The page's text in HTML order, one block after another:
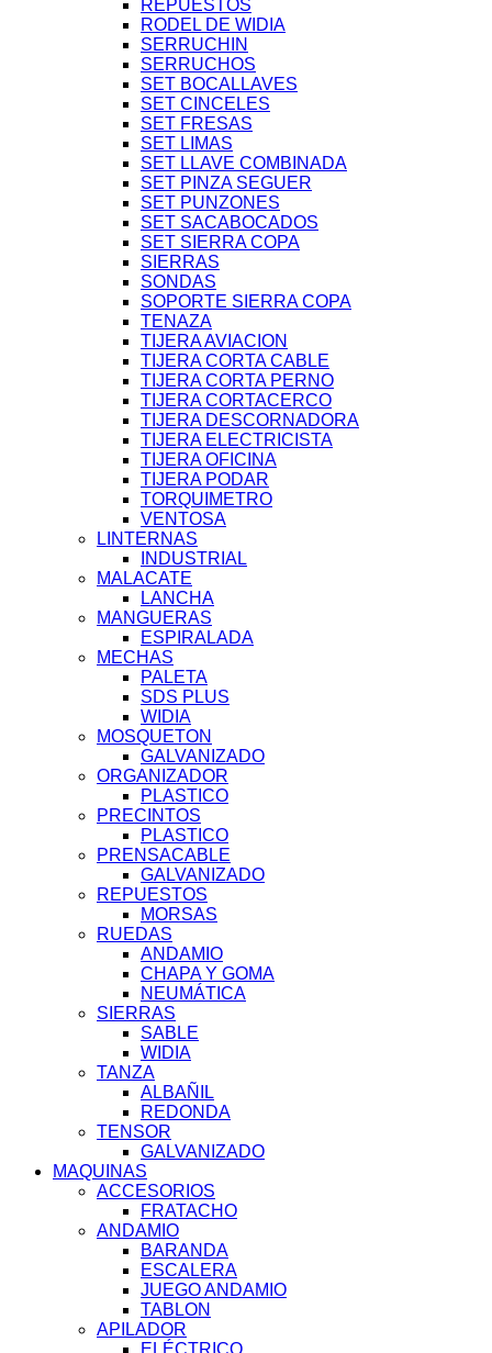
REPUESTOS
RODEL DE WIDIA
SERRUCHIN
SERRUCHOS
SET BOCALLAVES
SET CINCELES
SET FRESAS
SET LIMAS
SET LLAVE COMBINADA
SET PINZA SEGUER
SET PUNZONES
SET SACABOCADOS
SET SIERRA COPA
SIERRAS
SONDAS
SOPORTE SIERRA COPA
TENAZA
TIJERA AVIACION
TIJERA CORTA CABLE
TIJERA CORTA PERNO
TIJERA CORTACERCO
TIJERA DESCORNADORA
TIJERA ELECTRICISTA
TIJERA OFICINA
TIJERA PODAR
TORQUIMETRO
VENTOSA
LINTERNAS
INDUSTRIAL
MALACATE
LANCHA
MANGUERAS
ESPIRALADA
MECHAS
PALETA
SDS PLUS
WIDIA
MOSQUETON
GALVANIZADO
ORGANIZADOR
PLASTICO
PRECINTOS
PLASTICO
PRENSACABLE
GALVANIZADO
REPUESTOS
MORSAS
RUEDAS
ANDAMIO
CHAPA Y GOMA
NEUMÁTICA
SIERRAS
SABLE
WIDIA
TANZA
ALBAÑIL
REDONDA
TENSOR
GALVANIZADO
MAQUINAS
ACCESORIOS
FRATACHO
ANDAMIO
BARANDA
ESCALERA
JUEGO ANDAMIO
TABLON
APILADOR
ELÉCTRICO